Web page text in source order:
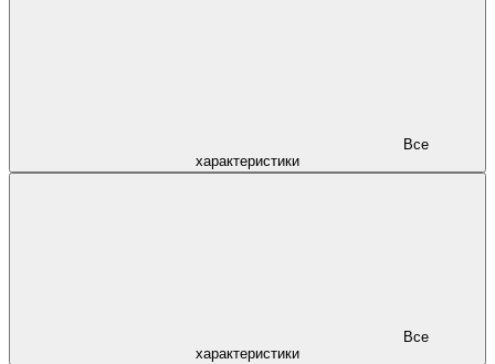
характеристики
характеристики